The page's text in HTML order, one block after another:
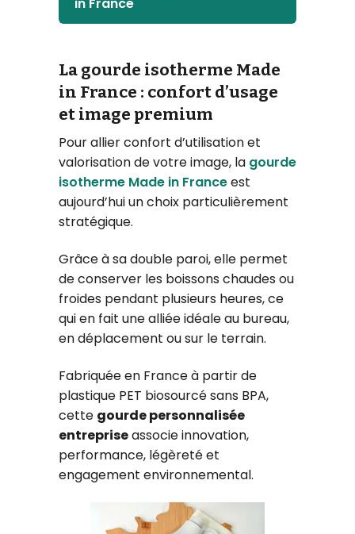
La gourde isotherme Made
in France : confort d’usage
et image premium
Pour allier confort d’utilisation et
valorisation de votre image, la gourde
isotherme Made in Franceest
aujourd’hui un choix particulièrement
stratégique.
Grâce à sa double paroi, elle permet
de conserver les boissons chaudes ou
froides pendant plusieurs heures, ce
qui en fait une alliée idéale au bureau,
en déplacement ou sur le terrain.
Fabriquée en France à partir de
plastique PET biosourcé sans BPA,
cette gourde personnalisée
entrepriseassocie innovation,
performance, légèreté et
engagement environnemental.